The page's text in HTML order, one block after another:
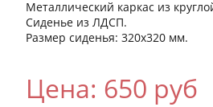
Металлический каркас из
Сиденье из ЛДСП.
Размер сиденья: 320х320 мм.
Цена: 650 руб